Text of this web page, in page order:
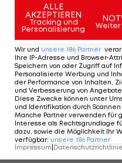
Ticker>>>) auch der
Rodionovgegen den
Der Vorarlberger Joel
Mittwoch in der
ausgeschieden. Das
weiß-rote Doppel
und zwar beim
Im Viertelfinale
Lokalmatadoren Kevin
ALLE
AKZEPTIEREN
Tracking und
Personalisierung
Weiter
Wir und unsere 186 Partner
Ihre IP-Adresse und Browser-
Speichern von oder Zugriff auf
Personalisierte Werbung und
der Performance von Inhalten,
und Verbesserung von
Diese Zwecke können unter
und Identifikation durch
Manche Partner verwenden für
Interesse als Rechtsgrundlage
dazu, sowie die Möglichkeit Ihr
verfügbar: unsere 186 Partner
Impressum|